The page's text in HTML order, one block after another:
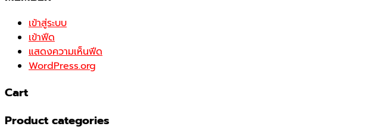
เข้าสู่ระบบ
เข้าฟีด
แสดงความเห็นฟีด
WordPress.org
Cart
Product categories